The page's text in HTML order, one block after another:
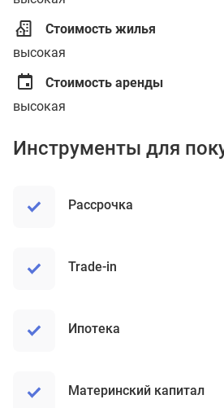
Стоимость жилья
высокая
Стоимость аренды
высокая
Инструменты для
рассрочка
trade-in
ипотека
материнский капитал